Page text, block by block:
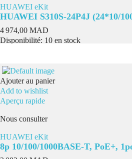
HUAWEI eKit
HUAWEI S310S-24P4J (24*10/
Prix
4 974,00 MAD
Disponibilité: 10 en stock
Ajouter au panier
Add to wishlist
Aperçu rapide
Nous consulter
HUAWEI eKit
8p 10/100/1000BASE-T, PoE+,